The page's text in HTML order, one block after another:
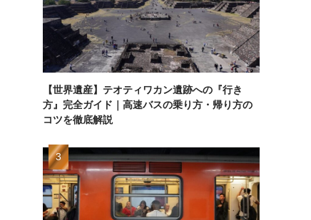
【世界遺産】テオティワカン遺跡への『行き
方』完全ガイド｜高速バスの乗り方・帰り方の
コツを徹底解説